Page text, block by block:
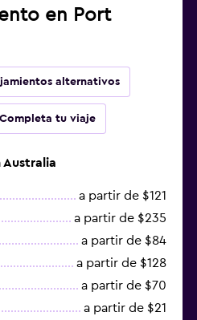
en Port
alternativos
Completa tu viaje
Australia
a partir de $121
a partir de $235
a partir de $84
a partir de $128
a partir de $70
a partir de $21